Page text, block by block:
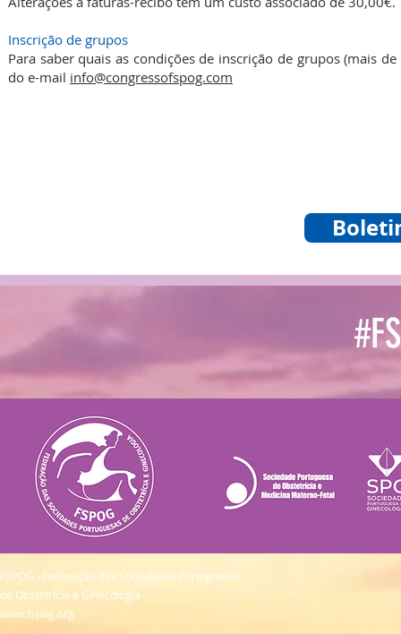
Inscrição de grupos
Para saber quais as condições de inscrição de grupos (mais
do e-mail info@congressofspog.com
FSPOG - Federação das Sociedades Portuguesas
de Obstetrícia e Ginecologia
www.fspog.org